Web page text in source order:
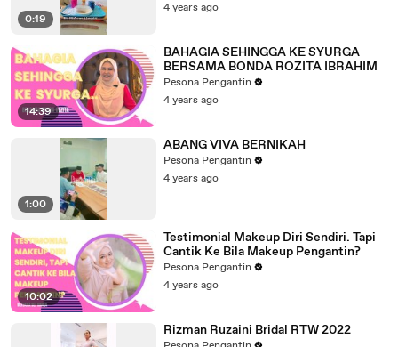
0:19
4 years ago
14:39
BAHAGIA SEHINGGA KE SYURGA
BERSAMA BONDA ROZITA IBRAHIM
Pesona Pengantin
4 years ago
1:00
ABANG VIVA BERNIKAH
Pesona Pengantin
4 years ago
10:02
Testimonial Makeup Diri Sendiri. Tapi
Cantik Ke Bila Makeup Pengantin?
Pesona Pengantin
4 years ago
Rizman Ruzaini Bridal RTW 2022